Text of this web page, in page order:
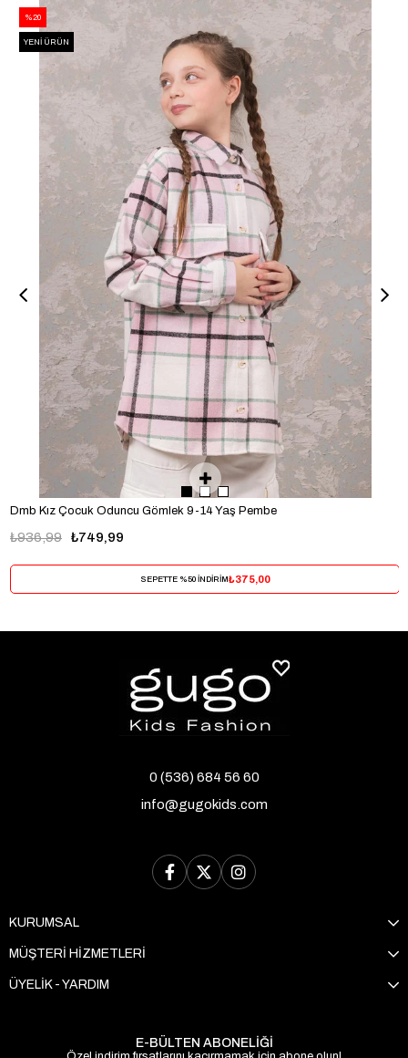
Dmb Kız Çocuk Oduncu Gömlek 9-14 Yaş Pembe
₺749,99
₺936,99
SEPETTE %50 İNDİRİM₺375,00
%20
YENI ÜRÜN
0 (536) 684 56 60
info@gugokids.com
KURUMSAL
MÜŞTERİ HİZMETLERİ
ÜYELİK - YARDIM
E-BÜLTEN ABONELİĞİ